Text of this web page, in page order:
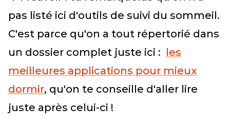
pas listé ici d'outils de suivi du sommeil.
C'est parce qu'on a tout répertorié dans
un dossier complet juste ici : les
meilleures applications pour mieux
dormir, qu'on te conseille d'aller lire
juste après celui-ci !